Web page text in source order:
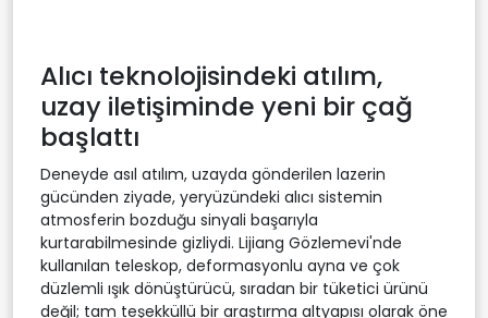
Alıcı teknolojisindeki atılım,
uzay iletişiminde yeni bir çağ
başlattı
Deneyde asıl atılım, uzayda gönderilen lazerin
gücünden ziyade, yeryüzündeki alıcı sistemin
atmosferin bozduğu sinyali başarıyla
kurtarabilmesinde gizliydi. Lijiang Gözlemevi'nde
kullanılan teleskop, deformasyonlu ayna ve çok
düzlemli ışık dönüştürücü, sıradan bir tüketici ürünü
değil; tam teşekküllü bir araştırma altyapısı olarak öne